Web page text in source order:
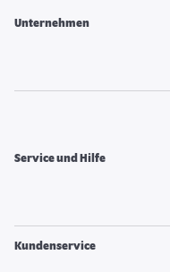
Unternehmen
Service und Hilfe
Kundenservice